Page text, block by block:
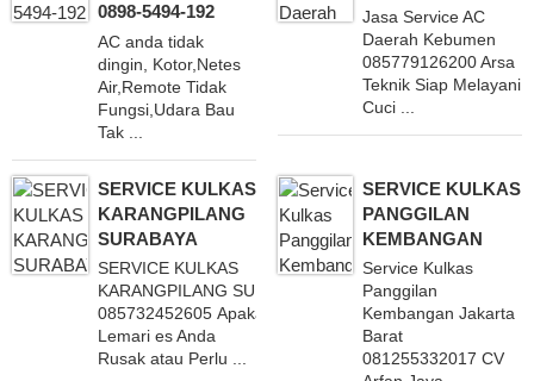
0898-5494-192
AC anda tidak
dingin, Kotor,Netes
Air,Remote Tidak
Fungsi,Udara Bau
Tak ...
Jasa Service AC
Daerah Kebumen
085779126200 Arsa
Teknik Siap Melayani
Cuci ...
SERVICE KULKAS
KARANGPILANG
SURABAYA
SERVICE KULKAS
KARANGPILANG SURABAYA
085732452605 Apakah
Lemari es Anda
Rusak atau Perlu ...
SERVICE KULKAS
PANGGILAN
KEMBANGAN
Service Kulkas
Panggilan
Kembangan Jakarta
Barat
081255332017 CV